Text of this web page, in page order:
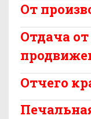
От
Отдача
Отчего